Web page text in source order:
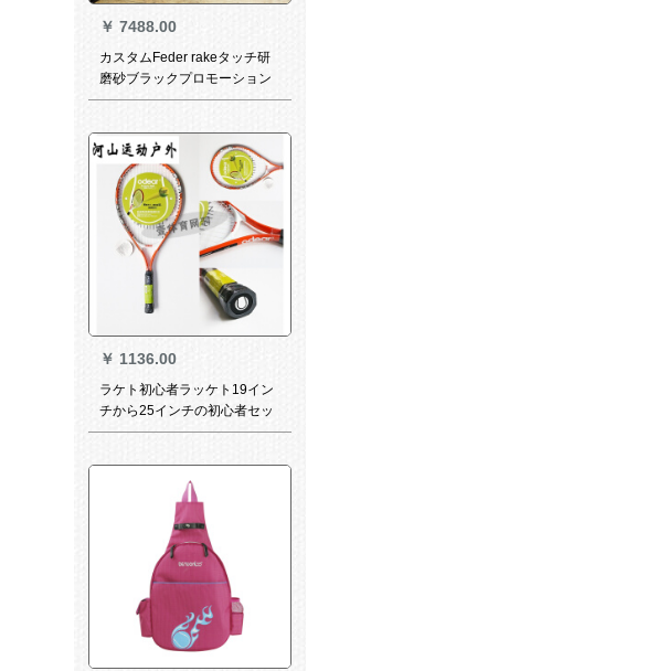
￥ 7488.00
カスタムFeder rakeタッチ研
磨砂ブラックプロモーション
97 315グラム一眼レフラッケ
￥ 1136.00
ラケト初心者ラッケト19イン
チから25インチの初心者セッ
ト23インチボディラッケオレ